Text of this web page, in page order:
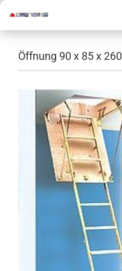
Öffnung 90 x 85 x 260